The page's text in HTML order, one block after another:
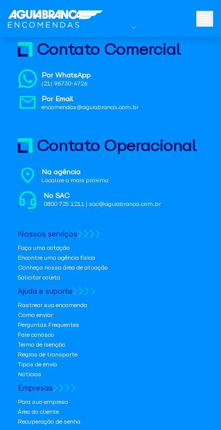
Contato Comercial
Por WhatsApp
(21) 96730-4726
Por Email
encomendas@aguiabranca.com.br
Contato Operacional
Na agência
Localize a mais próxima
No SAC
0800 725 1211 | sac@aguiabranca.com.br
Nossos serviços
Faça uma cotação
Encontre uma agência física
Conheça nossa área de atuação
Solicitar coleta
Ajuda e suporte
Rastrear sua encomenda
Como enviar
Perguntas Frequentes
Fale conosco
Termo de isenção
Regras de transporte
Tipos de envio
Notícias
Empresas
Para sua empresa
Área do cliente
Recuperação de senha